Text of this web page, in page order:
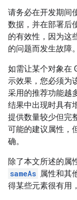
请务必在开发期间
数据，并在部署后
的有效性，因为这
的问题而发生故障。
如需让某个对象在
示效果，您必须为
采用的推荐功能越
结果中出现时具有
提供数量较少但完
可能的建议属性，
确。
除了本文所述的属
sameAs 属性和其
得某些元素很有用